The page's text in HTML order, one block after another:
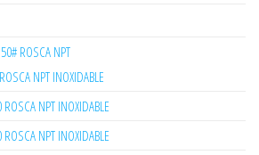
ROSCA NPT
NPT INOXIDABLE
NPT INOXIDABLE
NPT INOXIDABLE